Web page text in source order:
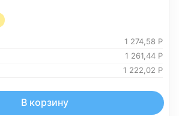
1 274,58 Р
1 261,44 Р
1 222,02 Р
В корзину